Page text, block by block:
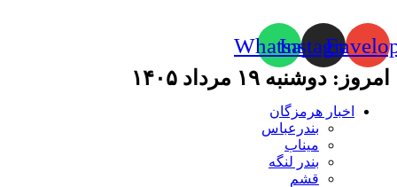
Instagram
Whatsapp
امروز: دوشنبه ۱۹ مرداد ۱۴۰۵
اخبار هرمزگان
بندرعباس
میناب
بندر لنگه
قشم